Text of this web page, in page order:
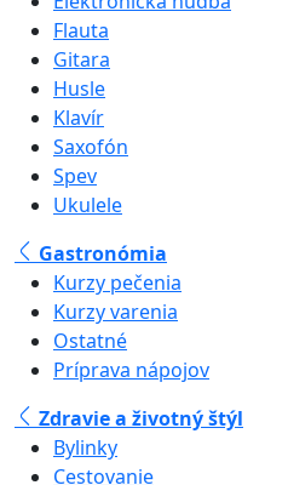
Flauta
Gitara
Husle
Klavír
Saxofón
Spev
Ukulele
Gastronómia
Kurzy pečenia
Kurzy varenia
Ostatné
Príprava nápojov
Zdravie a životný štýl
Bylinky
Cestovanie